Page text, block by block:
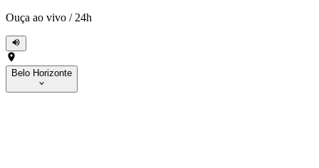
Ouça ao vivo / 24h
Belo Horizonte